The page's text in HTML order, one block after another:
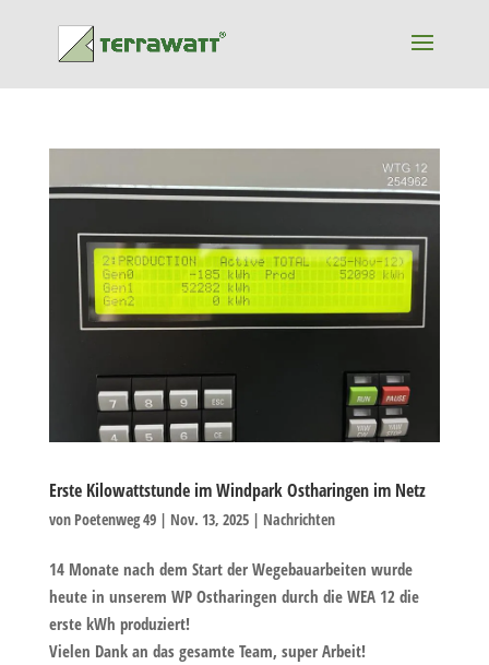
Erste Kilowattstunde im Windpark Ostharingen im Netz
von Poetenweg 49| Nov. 13, 2025| Nachrichten
14 Monate nach dem Start der Wegebauarbeiten wurde
heute in unserem WP Ostharingen durch die WEA 12 die
erste kWh produziert!
Vielen Dank an das gesamte Team, super Arbeit!